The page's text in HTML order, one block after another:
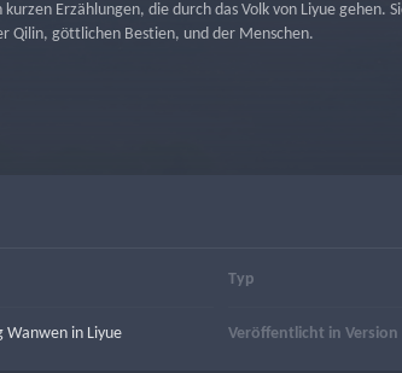
Erzählungen, die durch das Volk von Liyue
Qilin, göttlichen Bestien, und der Menschen.
Typ
Wanwen in Liyue Veröffentlicht in Version